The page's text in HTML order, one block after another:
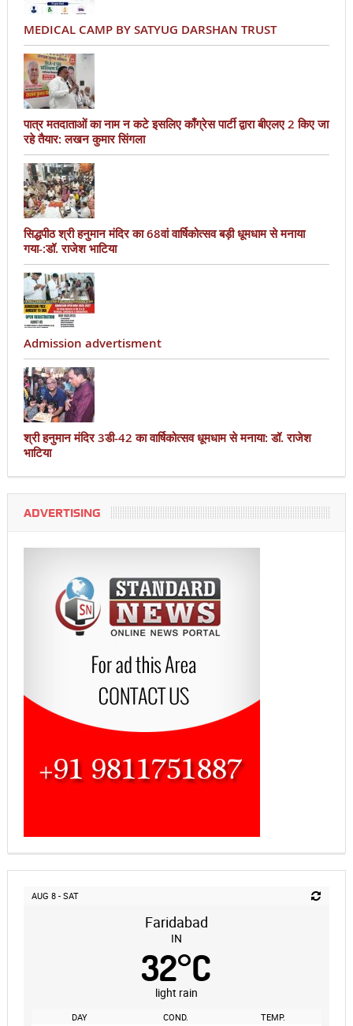
MEDICAL CAMP BY SATYUG DARSHAN TRUST
पात्र मतदाताओं का नाम न कटे इसलिए काँग्रेस पार्टी द्वारा बीएलए 2 किए जा
रहे तैयार: लखन कुमार सिंगला
सिद्धपीठ श्री हनुमान मंदिर का 68वां वार्षिकोत्सव बड़ी धूमधाम से मनाया
गया-:डॉ. राजेश भाटिया
Admission advertisment
श्री हनुमान मंदिर 3डी-42 का वार्षिकोत्सव धूमधाम से मनाया: डॉ. राजेश
भाटिया
ADVERTISING
AUG 8 - SAT
Faridabad
IN
32°C
light rain
DAY COND. TEMP.